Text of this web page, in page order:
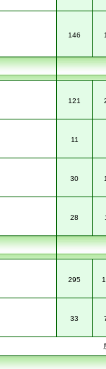
146
121
11
30
28
295
33